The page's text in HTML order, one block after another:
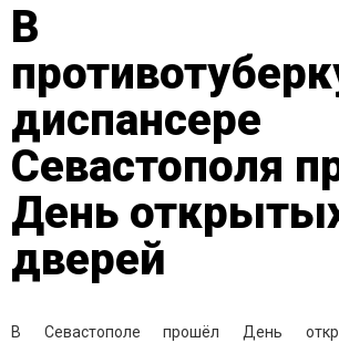
В
диспансере
Севастополя
День
дверей
В Севастополе прошёл День